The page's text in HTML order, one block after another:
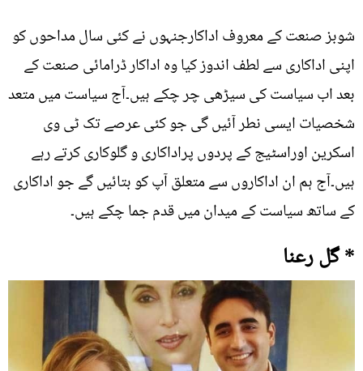
شوبز صنعت کے معروف اداکارجنہوں نے کئی سال مداحوں کو
اپنی اداکاری سے لطف اندوز کیا وہ اداکار ڈرامائی صنعت کے
بعد اب سیاست کی سیڑھی چر چکے ہیں۔آج سیاست میں متعد
شخصیات ایسی نطر آئیں گی جو کئی عرصے تک ٹی وی
اسکرین اوراسٹیج کے پردوں پراداکاری و گلوکاری کرتے رہے
ہیں۔آج ہم ان اداکاروں سے متعلق آپ کو بتائیں گے جو اداکاری
کے ساتھ سیاست کے میدان میں قدم جما چکے ہیں۔
* گل رعنا